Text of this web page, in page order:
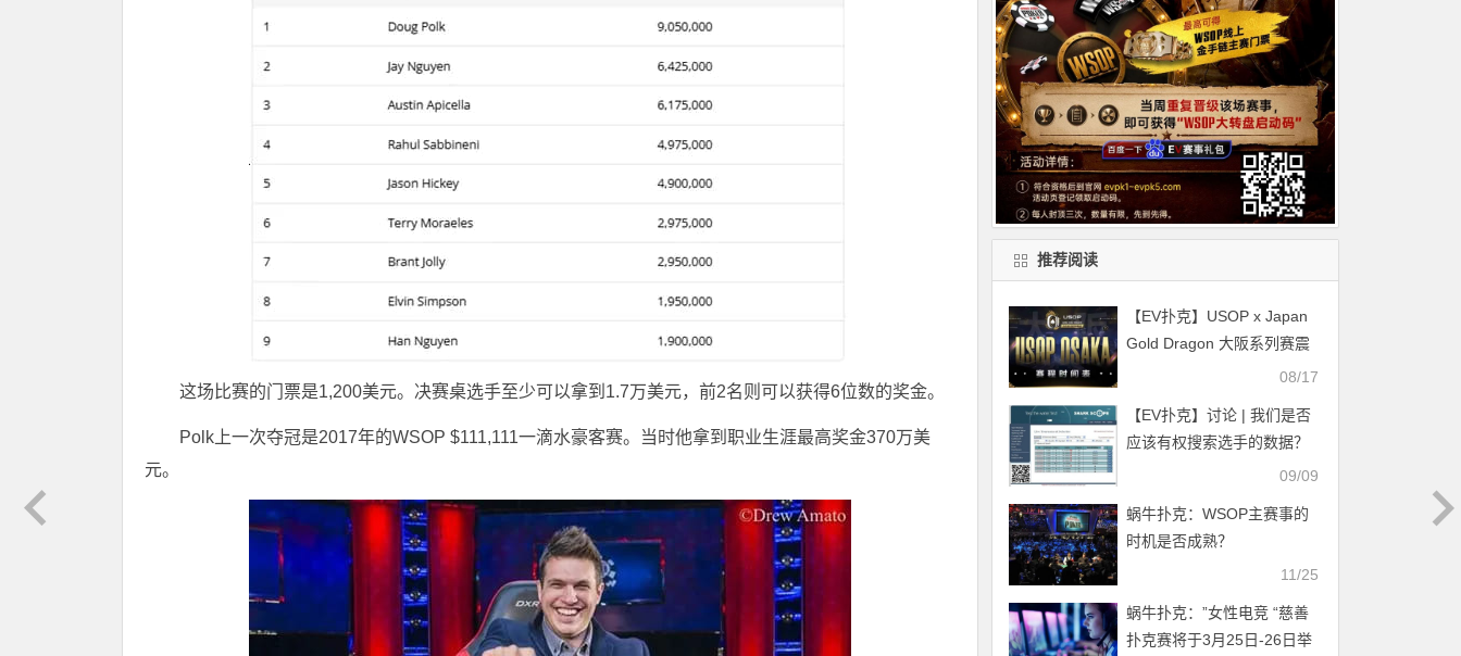
这场比赛的门票是1,200美元。决赛桌选手至少可以拿到1.7万美元，前2名则可以获得6位数的奖金。
Polk上一次夺冠是2017年的WSOP $111,111一滴水豪客赛。当时他拿到职业生涯最高奖金370万美
元。
推荐阅读
【EV扑克】USOP x Japan
Gold Dragon 大阪系列赛震
撼来袭！完整赛程公布，总
08/17
【EV扑克】讨论 | 我们是否
应该有权搜索选手的数据？
09/09
蜗牛扑克：WSOP主赛事的
时机是否成熟？
11/25
蜗牛扑克：”女性电竞 “慈善
扑克赛将于3月25日-26日举